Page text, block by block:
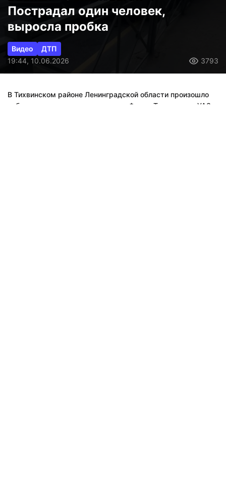
Пострадал один человек,
выросла пробка
Видео
ДТП
19:44, 10.06.2026
3793
В Тихвинском районе Ленинградской области произошло
лобовое столкновение грузового «Форда Транзита» и УАЗ